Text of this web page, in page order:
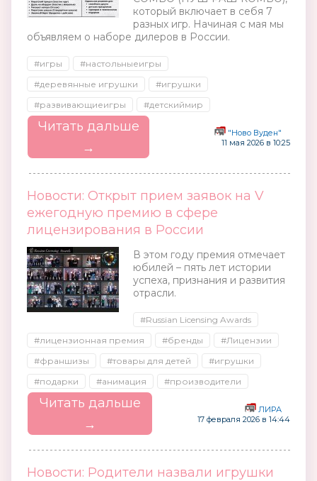
который включает в себя 7
разных игр. Начиная с мая мы
объявляем о наборе дилеров в России.
#игры
#настольныеигры
#деревянные игрушки
#игрушки
#развивающиеигры
#детскиймир
Читать дальше
→
"Ново Вуден"
11 мая 2026 в 10:25
Новости: Открыт прием заявок на V
ежегодную премию в сфере
лицензирования в России
В этом году премия отмечает
юбилей – пять лет истории
успеха, признания и развития
отрасли.
#Russian Licensing Awards
#лицензионная премия
#бренды
#Лицензии
#франшизы
#товары для детей
#игрушки
#подарки
#анимация #производители
Читать дальше
→
ЛИРА
17 февраля 2026 в 14:44
Новости: Родители назвали игрушки